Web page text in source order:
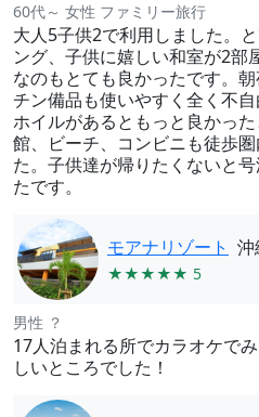
60代～ 女性 ファミリー旅行
大人5子供2で利用しました。
ング、子供に嬉しい和室が2部
なのもとても良かったです。
チン備品も使いやすく全く不
ホイルがあるともっと良かっ
館、ビーチ、コンビニも徒歩
た。子供達が帰りたくないと
たです。
モアナリゾート 沖
★★★★★ 5
男性 ？
17人泊まれる所でカラオケで
しいところでした！